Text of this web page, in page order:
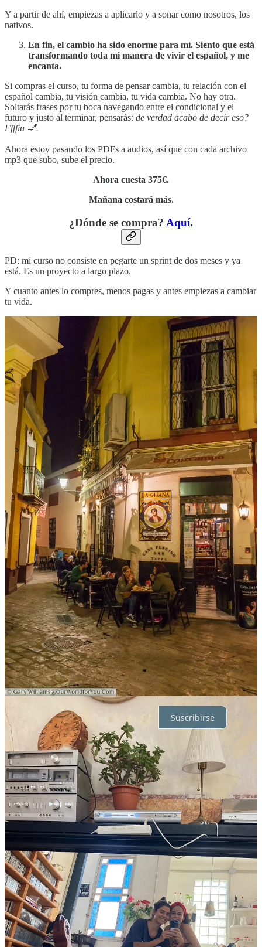
Y a partir de ahí, empiezas a aplicarlo y a sonar como nosotros, los
nativos.
En fin, el cambio ha sido enorme para mí. Siento que está
transformando toda mi manera de vivir el español, y me
encanta.
Si compras el curso, tu forma de pensar cambia, tu relación con el
español cambia, tu visión cambia, tu vida cambia. No hay otra.
Soltarás frases por tu boca navegando entre el condicional y el
futuro y justo al terminar, pensarás: de verdad acabo de decir eso?
Ffffiu 💅.
Ahora estoy pasando los PDFs a audios, así que con cada archivo
mp3 que subo, sube el precio.
Ahora cuesta 375€.
Mañana costará más.
¿Dónde se compra? Aquí.
PD: mi curso no consiste en pegarte un sprint de dos meses y ya
está. Es un proyecto a largo plazo.
Y cuanto antes lo compres, menos pagas y antes empiezas a cambiar
tu vida.
Un abrazo 🦋,
Clau
1
Compartir
Discusión sobre este post
Comentarios Restacks
Lo mejor de Último Debates
Sin posts
Por supuesto, sigue adelante.
Suscribirse
© 2026 Claudia Costas ·Privacidad
Aviso de
recolección
Crea tu Substack
Descargar la app
Substackes el hogar de la gran cultura